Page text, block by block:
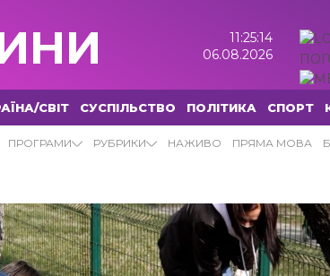
11:25:15
06.08.2026
СВІТ СУСПІЛЬСТВО ПОЛІТИКА СПОРТ
ПРОГРАМИ РУБРИКИ НАЖИВО ПРЯМА МОВА